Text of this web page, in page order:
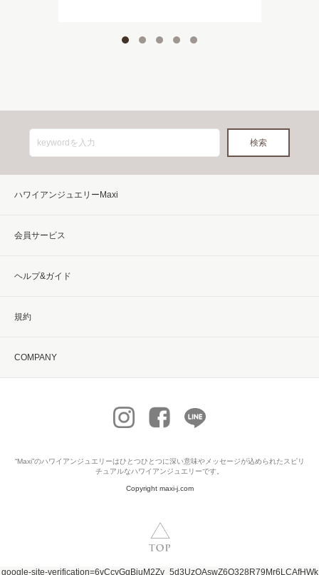
ハワイアンジュエリーMaxi
会員サービス
ヘルプ&ガイド
規約
COMPANY
“Maxi”のハワイアンジュエリーはひとつひとつに深い意味やメッセージが込められたスピリ
チュアルなハワイアンジュエリーです。
Copyright maxi-j.com
google-site-verification=6vCcyGqBiuM2Zv_5d3UzOAswZ6Q328R79Mr6LCAfHWk